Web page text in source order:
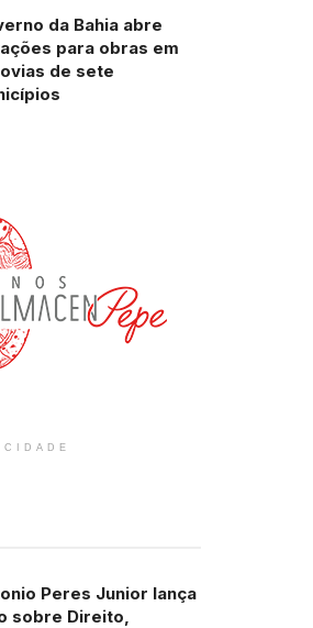
da Bahia abre
para obras em
de sete
Peres Junior lança
sobre Direito,